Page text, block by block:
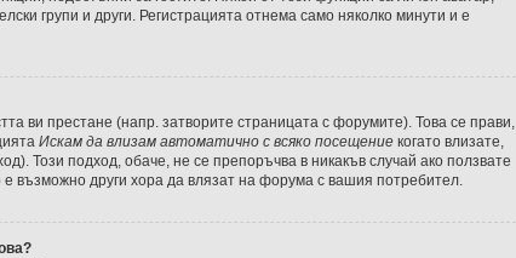
групи и други. Регистрацията отнема само няколко минути и е
ви престане (напр. затворите страницата с форумите). Това се прави,
Искам да влизам автоматично с всяко посещение когато влизате,
Този подход, обаче, не се препоръчва в никакъв случай ако ползвате
възможно други хора да влязат на форума с вашия потребител.